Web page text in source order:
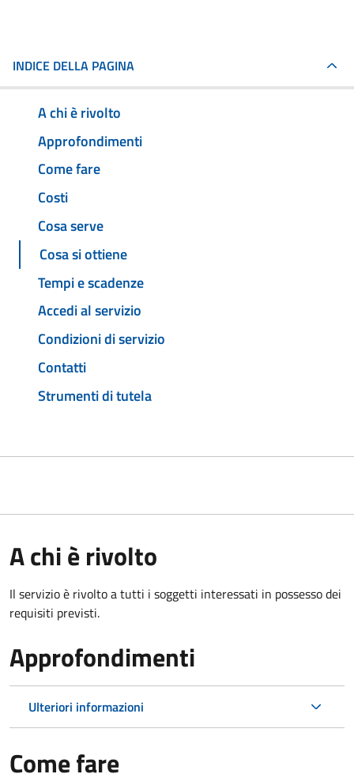
INDICE DELLA PAGINA
A chi è rivolto
Approfondimenti
Come fare
Costi
Cosa serve
Cosa si ottiene
Tempi e scadenze
Accedi al servizio
Condizioni di servizio
Contatti
Strumenti di tutela
A chi è rivolto
Il servizio è rivolto a tutti i soggetti interessati in possesso dei
requisiti previsti.
Approfondimenti
Ulteriori informazioni
Come fare